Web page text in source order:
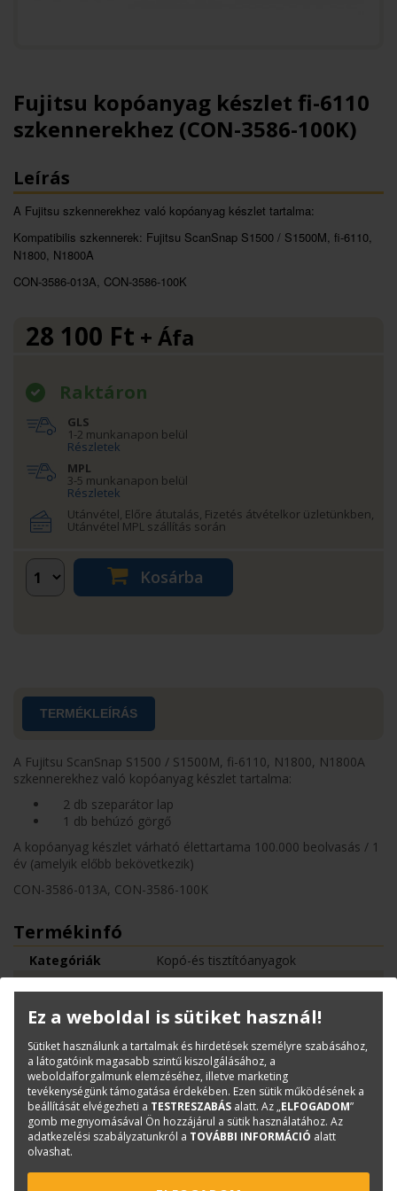
Fujitsu kopóanyag készlet fi-6110
szkennerekhez (CON-3586-100K)
Leírás
A Fujitsu szkennerekhez való kopóanyag készlet tartalma:
Kompatibilis szkennerek: Fujitsu ScanSnap S1500 / S1500M, fi-6110,
N1800, N1800A
CON-3586-013A, CON-3586-100K
28 100 Ft + Áfa
Raktáron
GLS
1-2 munkanapon belül
Részletek
MPL
3-5 munkanapon belül
Részletek
Utánvétel, Előre átutalás, Fizetés átvételkor üzletünkben,
Utánvétel MPL szállítás során
Kosárba
TERMÉKLEÍRÁS
A Fujitsu ScanSnap S1500 / S1500M, fi-6110, N1800, N1800A
szkennerekhez való kopóanyag készlet tartalma:
2 db szeparátor lap
1 db behúzó görgő
A kopóanyag készlet várható élettartama 100.000 beolvasás / 1
év (amelyik előbb bekövetkezik)
CON-3586-013A, CON-3586-100K
Termékinfó
Kategóriák
Kopó-és tisztítóanyagok
Márka:
Fujitsu
Kérdése van?
Bajkó Csaba
csaba.bajko@terc.hu
Ez a weboldal is sütiket használ!
Sütiket használunk a tartalmak és hirdetések személyre szabásához,
a látogatóink magasabb szintű kiszolgálásához, a
weboldalforgalmunk elemzéséhez, illetve marketing
tevékenységünk támogatása érdekében. Ezen sütik működésének a
beállítását elvégezheti a TESTRESZABÁS alatt. Az „ELFOGADOM”
gomb megnyomásával Ön hozzájárul a sütik használatához. Az
adatkezelési szabályzatunkról a TOVÁBBI INFORMÁCIÓ alatt
olvashat.